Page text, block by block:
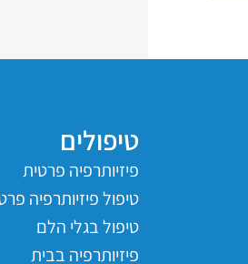
טיפולים
פיזיותרפיה פרטית
טיפול פיזיותרפיה
טיפול בגלי הלם
פיזיותרפיה בבית